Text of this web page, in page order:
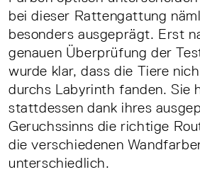
bei dieser Rattengattung
besonders ausgeprägt. Erst
genauen Überprüfung der
wurde klar, dass die Tiere
durchs Labyrinth fanden. Sie
stattdessen dank ihres
Geruchssinns die richtige
die verschiedenen
unterschiedlich.